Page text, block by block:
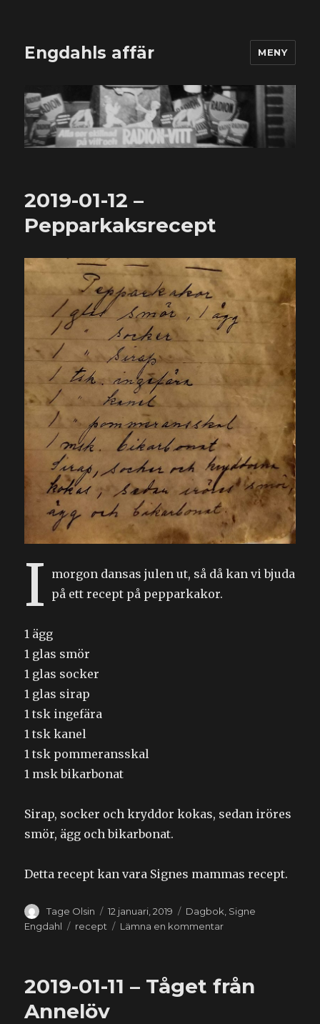
Engdahls affär MENY
2019-01-12 –
Pepparkaksrecept
I morgon dansas julen ut, så då kan vi bjuda
på ett recept på pepparkakor.
1 ägg
1 glas smör
1 glas socker
1 glas sirap
1 tsk ingefära
1 tsk kanel
1 tsk pommeransskal
1 msk bikarbonat
Sirap, socker och kryddor kokas, sedan iröres
smör, ägg och bikarbonat.
Detta recept kan vara Signes mammas recept.
Författare
Tage Olsin
Publicerat
den
12 januari, 2019 Kategorier
Dagbok Signe
Engdahl
Etiketter
recept Lämna en kommentartill
–
2019-01-11 – Tåget från
Annelöv